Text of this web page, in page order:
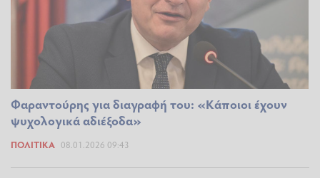
Φαραντούρης για διαγραφή του: «Κάποιοι έχουν
ψυχολογικά αδιέξοδα»
ΠΟΛΙΤΙΚΆ 08.01.2026 09:43